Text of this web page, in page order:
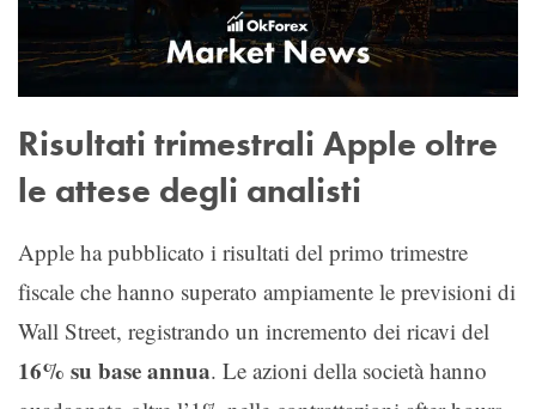
Risultati trimestrali Apple oltre
le attese degli analisti
Apple ha pubblicato i risultati del primo trimestre
fiscale che hanno superato ampiamente le previsioni di
Wall Street, registrando un incremento dei ricavi del
16% su base annua. Le azioni della società hanno